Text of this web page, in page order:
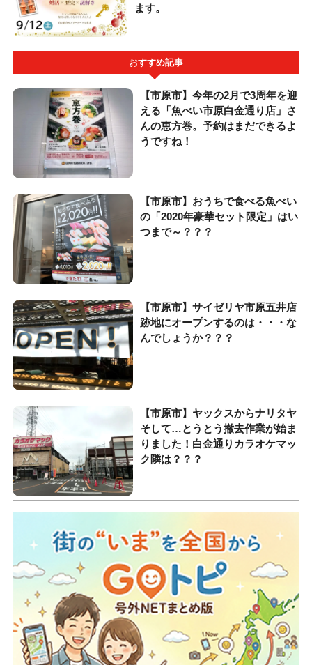
ます。
おすすめ記事
【市原市】今年の2月で3周年を迎
える「魚べい市原白金通り店」さ
んの恵方巻。予約はまだできるよ
うですね！
【市原市】おうちで食べる魚べい
の「2020年豪華セット限定」はい
つまで～？？？
【市原市】サイゼリヤ市原五井店
跡地にオープンするのは・・・な
んでしょうか？？？
【市原市】ヤックスからナリタヤ
そして…とうとう撤去作業が始ま
りました！白金通りカラオケマッ
ク隣は？？？